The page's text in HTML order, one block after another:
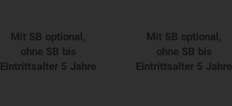
Mit SB optional,
ohne SB bis
Eintrittsalter 5 Jahre
Mit SB optional,
ohne SB bis
Eintrittsalter 5 Jahre